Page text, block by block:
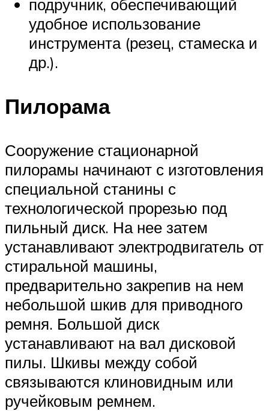
подручник, обеспечивающий
удобное использование
инструмента (резец, стамеска и
др.).
Пилорама
Сооружение стационарной
пилорамы начинают с изготовления
специальной станины с
технологической прорезью под
пильный диск. На нее затем
устанавливают электродвигатель от
стиральной машины,
предварительно закрепив на нем
небольшой шкив для приводного
ремня. Большой диск
устанавливают на вал дисковой
пилы. Шкивы между собой
связываются клиновидным или
ручейковым ремнем.